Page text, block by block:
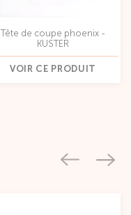
Tête de coupe phoenix -
KUSTER
VOIR CE PRODUIT